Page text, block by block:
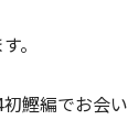
。
鰹編でお会い